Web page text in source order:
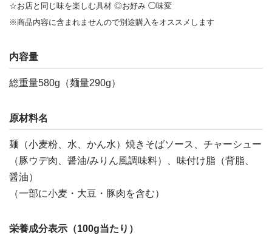
☆お店と同じ味を楽しむ具材 ◎お好み ◯味変
※商品内容に含まれませんので別途購入をオススメします
内容量
総重量580g（麺量290g）
原材料名
麺（小麦粉、水、かん水）焼きそばソース、チャーシュー
（豚ウデ肉、醤油/みりん風調味料）、味付け脂（背脂、
醤油）
（一部に小麦・大豆・豚肉を含む）
栄養成分表示（100g当たり）